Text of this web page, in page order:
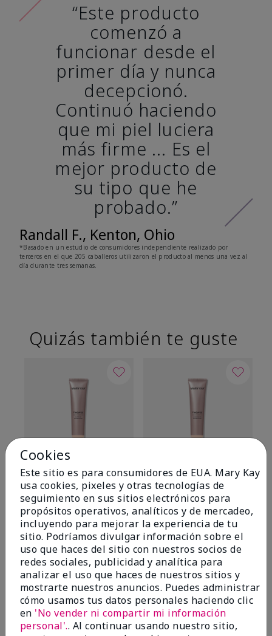
“Este producto
comenzó a
funcionar desde el
primer día y nunca
decepcionó.
Continuó haciendo
que mi piel luciera
más firme ... Es el
mejor producto de
su tipo que he
probado.”
Randall F., Kenton, Ohio
*Basado en un estudio de consumidores independiente realizado por
terceros en el que 205 caballeros utilizaron el producto al menos una vez al
día durante tres semanas.
Quizás también te guste
TimeWise® Matte 3D
Foundation
Light 1​ (subtonos rosados
fríos)
$28.00
TimeWise® Luminous 3D
Foundation
Light 1​ (subtonos rosados
fríos)
$28.00
Cookies
Este sitio es para consumidores de EUA. Mary Kay
usa cookies, pixeles y otras tecnologías de
seguimiento en sus sitios electrónicos para
propósitos operativos, analíticos y de mercadeo,
incluyendo para mejorar la experiencia de tu
sitio. Podríamos divulgar información sobre el
uso que haces del sitio con nuestros socios de
redes sociales, publicidad y analítica para
analizar el uso que haces de nuestros sitios y
mostrarte nuestros anuncios. Puedes administrar
cómo usamos tus datos personales haciendo clic
en 'No vender ni compartir mi información
personal'.. Al continuar usando nuestro sitio,